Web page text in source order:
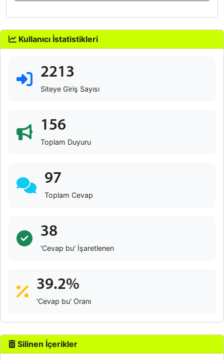
Kullanıcı İstatistikleri
2213
Siteye Giriş Sayısı
156
Toplam Duyuru
97
Toplam Cevap
38
'Cevap bu' İşaretlenen
39.2%
'Cevap bu' Oranı
Silinen İçerikler